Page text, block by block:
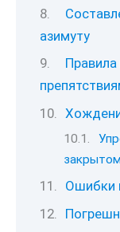
азимуту
Ошибки